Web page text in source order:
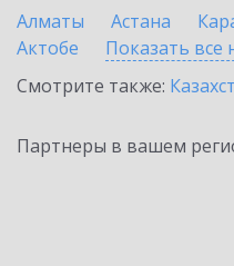
Алматы
Астана
Актобе
Показать все
Смотрите также:
Партнеры в вашем